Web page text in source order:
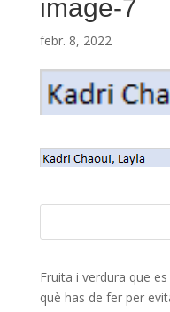
image-7
febr. 8, 2022
Fruita i verdura que
què has de fer per